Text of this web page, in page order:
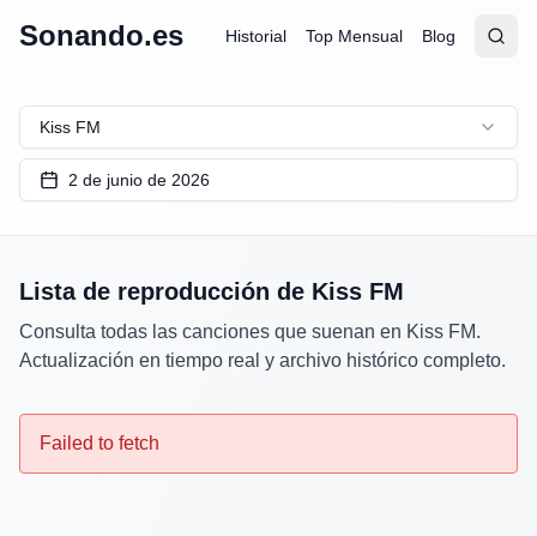
Sonando.es Historial Top Mensual Blog
Abrir
Kiss FM
2 de junio de 2026
Lista de reproducción de Kiss FM
Consulta todas las canciones que suenan en Kiss FM.
Actualización en tiempo real y archivo histórico completo.
Failed to fetch